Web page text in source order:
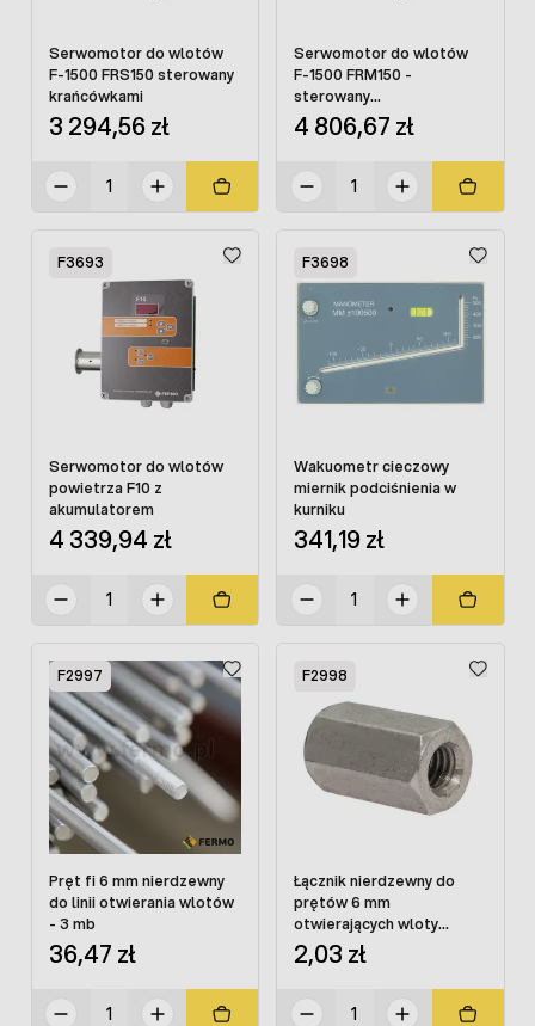
Serwomotor do wlotów
F-1500 FRS150 sterowany
krańcówkami
3 294,56 zł
Serwomotor do wlotów
F-1500 FRM150 -
sterowany
potencjometrem i
krańcówkami
4 806,67 zł
F3693
Serwomotor do wlotów
powietrza F10 z
akumulatorem
4 339,94 zł
F3698
Wakuometr cieczowy
miernik podciśnienia w
kurniku
341,19 zł
F2997
Pręt fi 6 mm nierdzewny
do linii otwierania wlotów
- 3 mb
36,47 zł
F2998
Łącznik nierdzewny do
prętów 6 mm
otwierających wloty
powietrza.
2,03 zł